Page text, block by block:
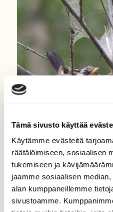
Tämä sivusto käyttää
Käytämme evästeitä
räätälöimiseen, sosiaalisen
tukemiseen ja
jaamme sosiaalisen
alan kumppaneillemme
sivustoamme.